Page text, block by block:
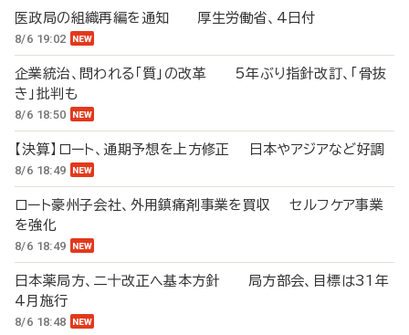
医政局の組織再編を通知 厚生労働省、4日付
8/6 19:02
企業統治、問われる「質」の改革 5年ぶり指針改訂、「骨抜
き」批判も
8/6 18:50
【決算】ロート、通期予想を上方修正 日本やアジアなど好調
8/6 18:49
ロート豪州子会社、外用鎮痛剤事業を買収 セルフケア事業
を強化
8/6 18:49
日本薬局方、二十改正へ基本方針 局方部会、目標は31年
4月施行
8/6 18:48